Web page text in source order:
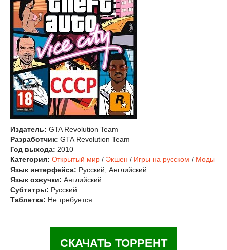
Издатель: GTA Revolution Team
Разработчик: GTA Revolution Team
Год выхода: 2010
Категория: Открытый мир / Экшен / Игры на русском / Моды
Язык интерфейса: Русский, Английский
Язык озвучки: Английский
Субтитры: Русский
Таблетка: Не требуется
СКАЧАТЬ ТОРРЕНТ